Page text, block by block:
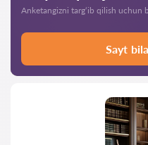
Anketangizni targ‘ib qilish uchun
Sayt